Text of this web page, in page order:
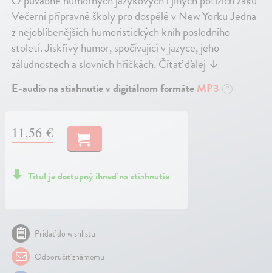
Večerní přípravné školy pro dospělé v New Yorku Jedna
z nejoblíbenějších humoristických knih posledního
století. Jiskřivý humor, spočívající v jazyce, jeho
záludnostech a slovních hříčkách.Čítať ďalej↓
E-audio na stiahnutie v digitálnom formáteMP3 ?
11,56 €
Titul je dostupný ihneď na stiahnutie
Pridať do wishlistu
Odporučiť známemu